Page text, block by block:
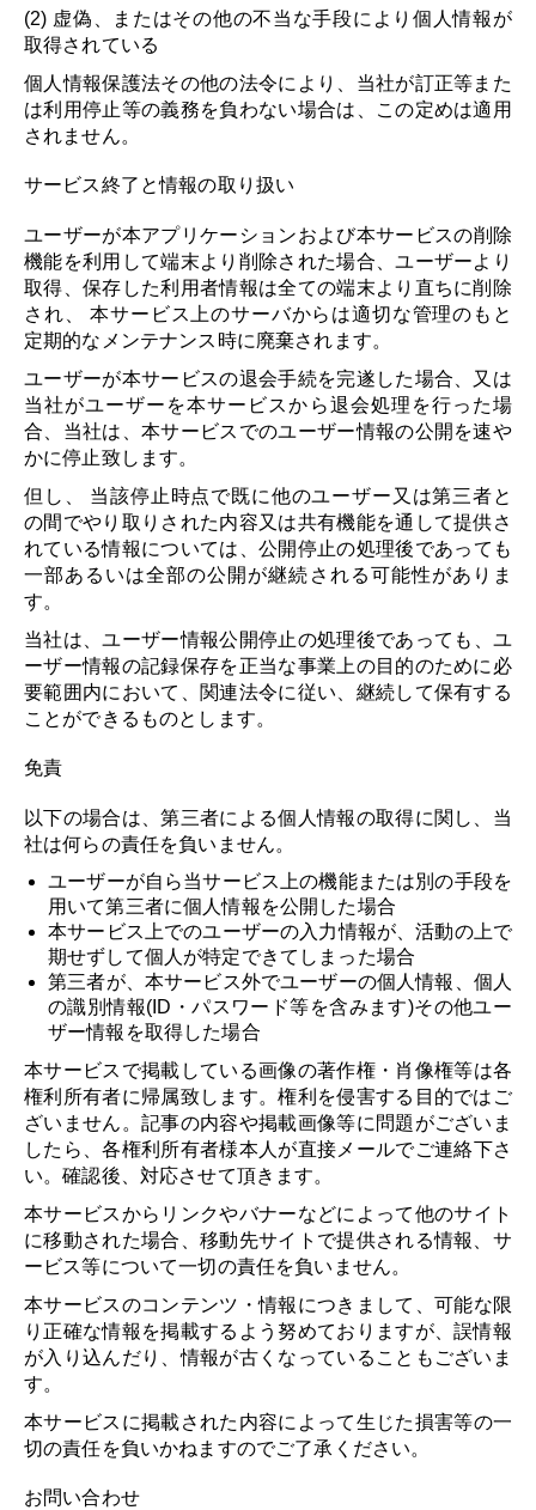
(2) 虚偽、またはその他の不当な手段により個人情報が
取得されている
個人情報保護法その他の法令により、当社が訂正等また
は利用停止等の義務を負わない場合は、この定めは適用
されません。
サービス終了と情報の取り扱い
ユーザーが本アプリケーションおよび本サービスの削除
機能を利用して端末より削除された場合、ユーザーより
取得、保存した利用者情報は全ての端末より直ちに削除
され、 本サービス上のサーバからは適切な管理のもと
定期的なメンテナンス時に廃棄されます。
ユーザーが本サービスの退会手続を完遂した場合、又は
当社がユーザーを本サービスから退会処理を行った場
合、当社は、本サービスでのユーザー情報の公開を速や
かに停止致します。
但し、 当該停止時点で既に他のユーザー又は第三者と
の間でやり取りされた内容又は共有機能を通して提供さ
れている情報については、公開停止の処理後であっても
一部あるいは全部の公開が継続される可能性がありま
す。
当社は、ユーザー情報公開停止の処理後であっても、ユ
ーザー情報の記録保存を正当な事業上の目的のために必
要範囲内において、関連法令に従い、継続して保有する
ことができるものとします。
免責
以下の場合は、第三者による個人情報の取得に関し、当
社は何らの責任を負いません。
ユーザーが自ら当サービス上の機能または別の手段を
用いて第三者に個人情報を公開した場合
本サービス上でのユーザーの入力情報が、活動の上で
期せずして個人が特定できてしまった場合
第三者が、本サービス外でユーザーの個人情報、個人
の識別情報(ID・パスワード等を含みます)その他ユー
ザー情報を取得した場合
本サービスで掲載している画像の著作権・肖像権等は各
権利所有者に帰属致します。権利を侵害する目的ではご
ざいません。記事の内容や掲載画像等に問題がございま
したら、各権利所有者様本人が直接メールでご連絡下さ
い。確認後、対応させて頂きます。
本サービスからリンクやバナーなどによって他のサイト
に移動された場合、移動先サイトで提供される情報、サ
ービス等について一切の責任を負いません。
本サービスのコンテンツ・情報につきまして、可能な限
り正確な情報を掲載するよう努めておりますが、誤情報
が入り込んだり、情報が古くなっていることもございま
す。
本サービスに掲載された内容によって生じた損害等の一
切の責任を負いかねますのでご了承ください。
お問い合わせ